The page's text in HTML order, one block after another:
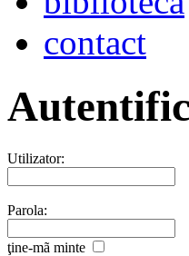
contact
Utilizator:
Parola:
ţine-mã minte